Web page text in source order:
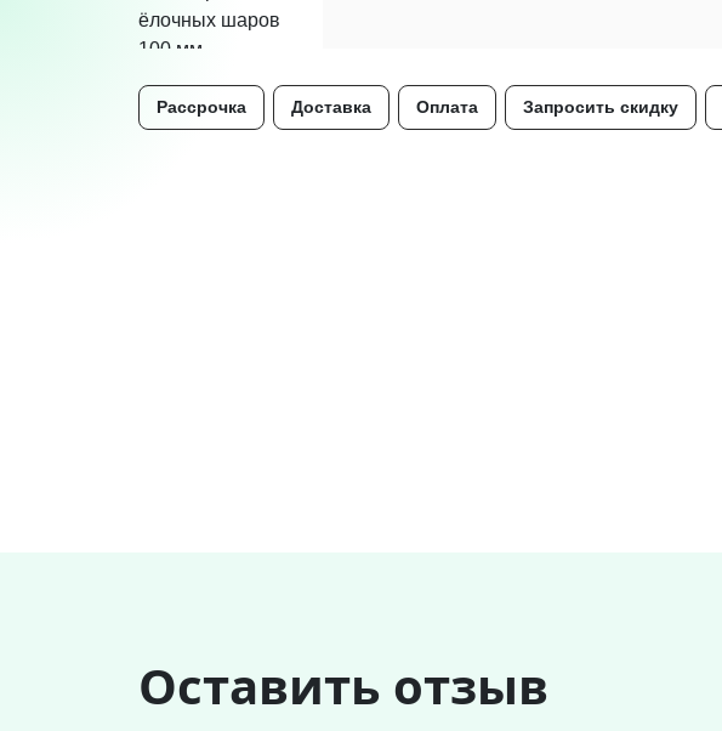
Рассрочка Доставка Оплата Запросить скидку
Оставить отзыв